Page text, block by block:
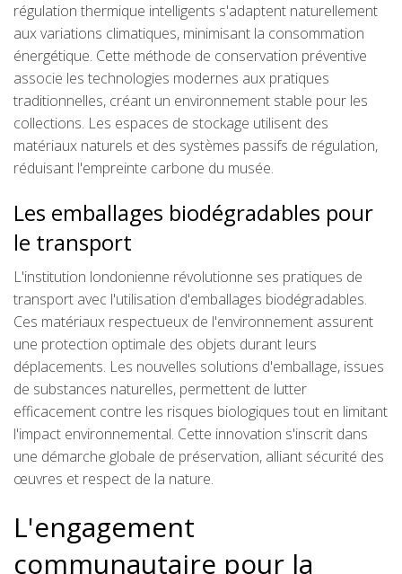
régulation thermique intelligents s'adaptent naturellement
aux variations climatiques, minimisant la consommation
énergétique. Cette méthode de conservation préventive
associe les technologies modernes aux pratiques
traditionnelles, créant un environnement stable pour les
collections. Les espaces de stockage utilisent des
matériaux naturels et des systèmes passifs de régulation,
réduisant l'empreinte carbone du musée.
Les emballages biodégradables pour
le transport
L'institution londonienne révolutionne ses pratiques de
transport avec l'utilisation d'emballages biodégradables.
Ces matériaux respectueux de l'environnement assurent
une protection optimale des objets durant leurs
déplacements. Les nouvelles solutions d'emballage, issues
de substances naturelles, permettent de lutter
efficacement contre les risques biologiques tout en limitant
l'impact environnemental. Cette innovation s'inscrit dans
une démarche globale de préservation, alliant sécurité des
œuvres et respect de la nature.
L'engagement
communautaire pour la